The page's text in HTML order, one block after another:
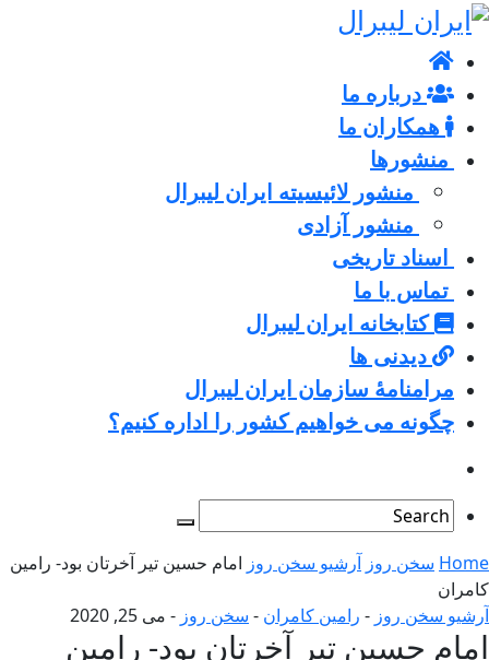
درباره ما
همکاران ما
منشورها
منشور لائیسیته ایران لیبرال
منشور آزادی
اسناد تاریخی
تماس با ما
کتابخانه ایران لیبرال
دیدنی ها
مرامنامۀ سازمان ایران لیبرال
چگونه می خواهیم کشور را اداره کنیم؟
Home سخن روز آرشیو سخن روز امام حسین تیر آخرتان بود- رامین
کامران
آرشیو سخن روز - رامین کامران - سخن روز - می 25, 2020
امام حسین تیر آخرتان بود- رامین